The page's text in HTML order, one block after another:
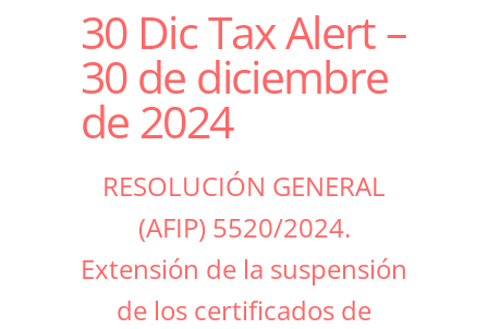
30 DicTax Alert –
30 de diciembre
de 2024
RESOLUCIÓN GENERAL
(AFIP) 5520/2024.
Extensión de la suspensión
de los certificados de